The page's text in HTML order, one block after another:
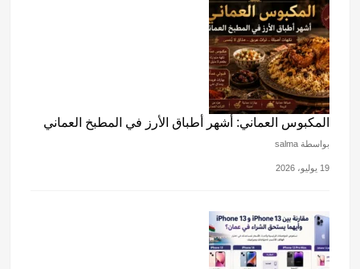
المكبوس العماني: أشهر أطباق الأرز في المطبخ العماني
بواسطة salma
19 يوليو، 2026